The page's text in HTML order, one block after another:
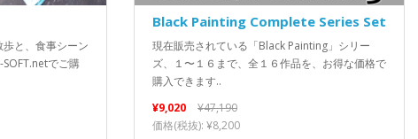
と、食事シーン
でご購
Black Painting Complete Series Set
現在販売されている「Black Painting」シリー
ズ、１〜１６まで、全１６作品を、お得な価格で
購入できます..
¥9,020
¥47,190
価格(税抜): ¥8,200